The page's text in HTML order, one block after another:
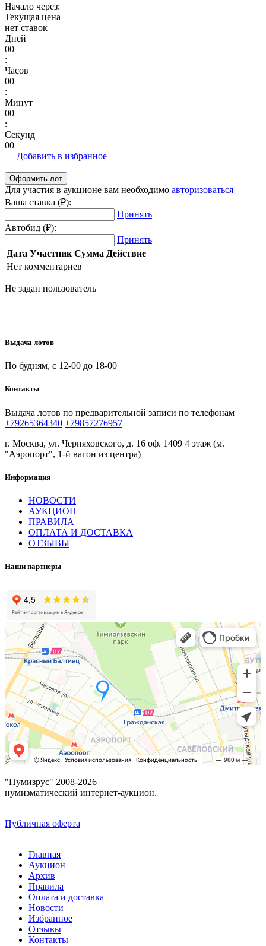
Начало через:
Текущая цена
нет ставок
Дней
00
:
Часов
00
:
Минут
00
:
Секунд
00
Добавить в избранное
Для участия в аукционе вам необходимо авторизоваться
Ваша ставка (₽):
Принять
Автобид (₽):
Принять
Дата Участник Сумма Действие
Нет комментариев
Не задан пользователь
Выдача лотов
По будням, с 12-00 до 18-00
Контакты
Выдача лотов по предварительной записи по телефонам
+79265364340 +79857276957
г. Москва, ул. Черняховского, д. 16 оф. 1409 4 этаж (м.
"Аэропорт", 1-й вагон из центра)
Информация
НОВОСТИ
АУКЦИОН
ПРАВИЛА
ОПЛАТА И ДОСТАВКА
ОТЗЫВЫ
Наши партнеры
"Нумизрус" 2008-2026
нумизматический интернет-аукцион.
Публичная оферта
Главная
Аукцион
Архив
Правила
Оплата и доставка
Новости
Избранное
Отзывы
Контакты